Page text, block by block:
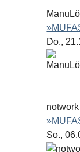
Do.,
notwork
So.,